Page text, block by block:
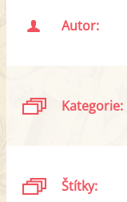
Autor:
Kategorie:
Štítky: